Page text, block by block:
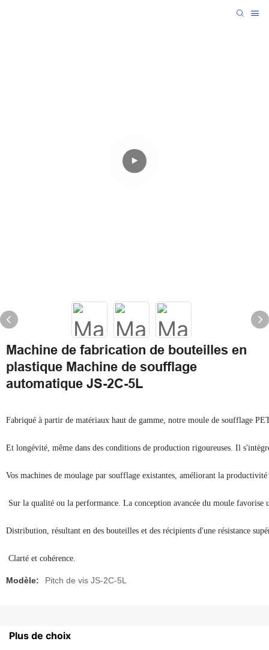
Machine de fabrication de bouteilles en
plastique Machine de soufflage
automatique JS-2C-5L
Modèle: Pitch de vis JS-2C-5L
Plus de choix